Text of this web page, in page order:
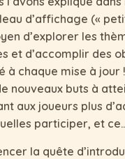
d’affichage («
d’explorer les
et d’accomplir des
à chaque mise à jour
nouveaux buts à
aux joueurs plus
participer, et
la quête